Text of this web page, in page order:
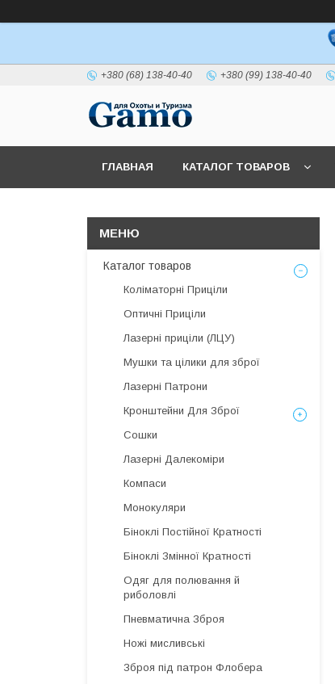
+380 (68) 138-40-40 +380 (99) 138-40-40
ГЛАВНАЯ КАТАЛОГ ТОВАРОВ
Каталог товаров
Коліматорні Приціли
Оптичні Приціли
Лазерні приціли (ЛЦУ)
Мушки та цілики для зброї
Лазерні Патрони
Кронштейни Для Зброї
Сошки
Лазерні Далекоміри
Компаси
Монокуляри
Біноклі Постійної Кратності
Біноклі Змінної Кратності
Одяг для полювання й
риболовлі
Пневматична Зброя
Ножі мисливські
Зброя під патрон Флобера